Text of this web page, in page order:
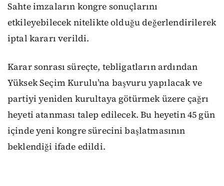
Sahte imzaların kongre sonuçlarını
etkileyebilecek nitelikte olduğu değerlendirilerek
iptal kararı verildi.
Karar sonrası süreçte, tebligatların ardından
Yüksek Seçim Kurulu’na başvuru yapılacak ve
partiyi yeniden kurultaya götürmek üzere çağrı
heyeti atanması talep edilecek. Bu heyetin 45 gün
içinde yeni kongre sürecini başlatmasının
beklendiği ifade edildi.